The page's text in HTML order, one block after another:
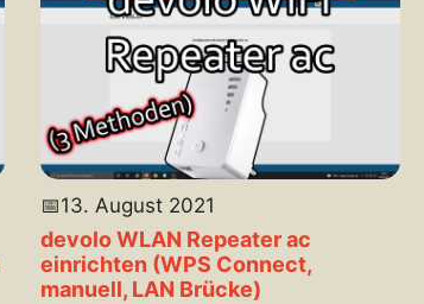
📅13. August 2021
devolo WLAN Repeater ac
einrichten (WPS Connect,
manuell, LAN Brücke)